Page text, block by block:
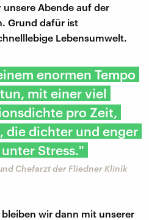
Abende auf der
Grund dafür ist
Lebensumwelt.
enormen Tempo
mit einer viel
pro Zeit,
die dichter und enger
Stress."
Chefarzt der Fliedner Klinik
wir dann mit unserer